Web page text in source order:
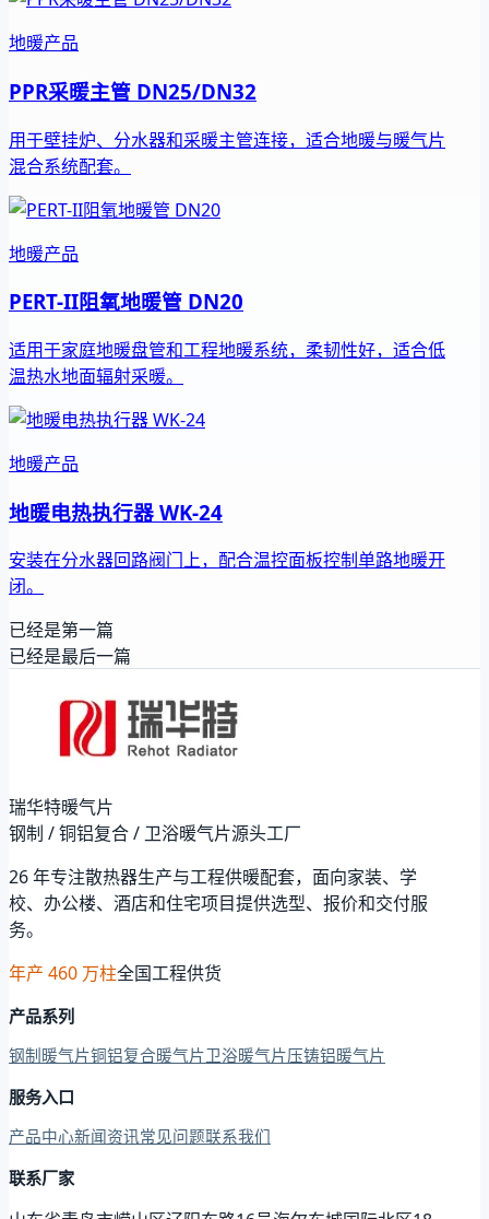
地暖产品
PPR采暖主管 DN25/DN32
用于壁挂炉、分水器和采暖主管连接，适合地暖与暖气片
混合系统配套。
地暖产品
PERT-II阻氧地暖管 DN20
适用于家庭地暖盘管和工程地暖系统，柔韧性好，适合低
温热水地面辐射采暖。
地暖产品
地暖电热执行器 WK-24
安装在分水器回路阀门上，配合温控面板控制单路地暖开
闭。
已经是第一篇
已经是最后一篇
瑞华特暖气片
钢制 / 铜铝复合 / 卫浴暖气片源头工厂
26 年专注散热器生产与工程供暖配套，面向家装、学
校、办公楼、酒店和住宅项目提供选型、报价和交付服
务。
年产 460 万柱全国工程供货
产品系列
钢制暖气片铜铝复合暖气片卫浴暖气片压铸铝暖气片
服务入口
产品中心新闻资讯常见问题联系我们
联系厂家